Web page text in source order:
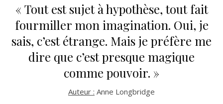
« Tout est sujet à hypothèse, tout fait
fourmiller mon imagination. Oui, je
sais, c’est étrange. Mais je préfère me
dire que c’est presque magique
comme pouvoir. »
Auteur : Anne Longbridge